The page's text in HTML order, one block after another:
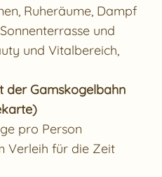
Ruheräume, Dampf
und
und Vitalbereich,
der Gamskogelbahn
pro Person
Verleih für die Zeit